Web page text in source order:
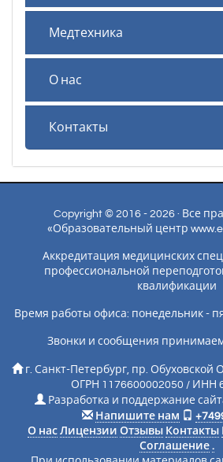
Медтехника
О нас
Контакты
Copyright © 2016 - 2026 · Все
«Образовательный центр
Аккредитация медицинских
профессиональной
квалификации
Время работы офиса: понедельник -
Звонки и сообщения принимаем
г. Санкт-Петербург, пр. Обуховской
ОГРН 1176600002050 / ИНН
Разработка и поддержание
Напишите нам
О нас Лицензии Отзывы Контакты
Соглашение .